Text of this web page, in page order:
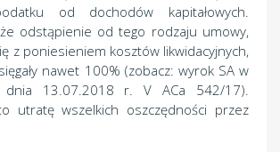
od dochodów kapitałowych.
odstąpienie od tego rodzaju umowy,
z poniesieniem kosztów likwidacyjnych,
nawet 100% (zobacz: wyrok SA w
dnia 13.07.2018 r. V ACa 542/17).
utratę wszelkich oszczędności przez